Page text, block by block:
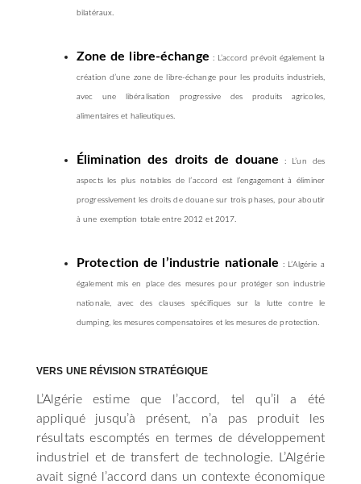
bilatéraux.
Zone de libre-échange : L’accord prévoit également la
création d’une zone de libre-échange pour les produits industriels,
avec une libéralisation progressive des produits agricoles,
alimentaires et halieutiques.
Élimination des droits de douane : L’un des
aspects les plus notables de l’accord est l’engagement à éliminer
progressivement les droits de douane sur trois phases, pour aboutir
à une exemption totale entre 2012 et 2017.
Protection de l’industrie nationale : L’Algérie a
également mis en place des mesures pour protéger son industrie
nationale, avec des clauses spécifiques sur la lutte contre le
dumping, les mesures compensatoires et les mesures de protection.
VERS UNE RÉVISION STRATÉGIQUE
L’Algérie estime que l’accord, tel qu’il a été
appliqué jusqu’à présent, n’a pas produit les
résultats escomptés en termes de développement
industriel et de transfert de technologie. L’Algérie
avait signé l’accord dans un contexte économique